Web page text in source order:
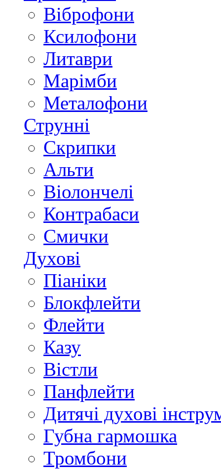
Віброфони
Ксилофони
Литаври
Марімби
Металофони
Струнні
Скрипки
Альти
Віолончелі
Контрабаси
Смички
Духові
Піаніки
Блокфлейти
Флейти
Казу
Вістли
Панфлейти
Дитячі духові
Губна гармошка
Тромбони